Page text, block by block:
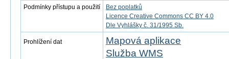
Podmínky přístupu a použití
Bez poplatků
Licence Creative Commons CC BY 4.0
Dle Vyhlášky č. 31/1995 Sb.
Prohlížení dat
Mapová aplikace
Služba WMS